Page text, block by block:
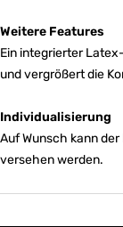
Weitere Features
Ein integrierter
und vergrößert die
Individualisierung
Auf Wunsch kann
versehen werden.